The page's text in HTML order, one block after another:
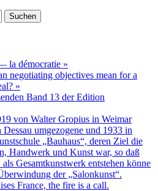
la démocratie »
negotiating objectives mean for a
»
Band 13 der Edition
von Walter Gropius in Weimar
Dessau umgezogene und 1933 in
„Bauhaus“, deren Ziel die
Handwerk und Kunst war, so daß
Gesamtkunstwerk entstehen könne
der „Salonkunst“.
France, the fire is a call.